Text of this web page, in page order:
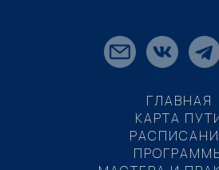
ГЛАВНАЯ
КАРТА